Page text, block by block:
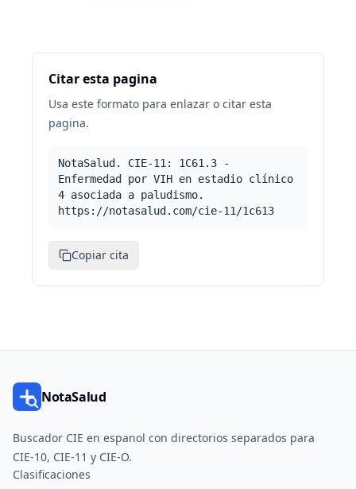
Citar esta pagina
Usa este formato para enlazar o citar esta
pagina.
NotaSalud. CIE-11: 1C61.3 -
Enfermedad por VIH en estadio clínico
4 asociada a paludismo.
https://notasalud.com/cie-11/1c613
Copiar cita
NotaSalud
Buscador CIE en espanol con directorios separados para
CIE-10, CIE-11 y CIE-O.
Clasificaciones